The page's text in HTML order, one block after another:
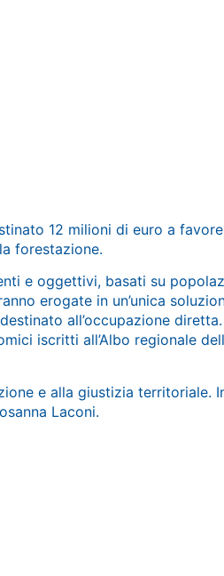
12 milioni di euro a
forestazione.
e oggettivi, basati su
erogate in un’unica
all’occupazione diretta.
iscritti all’Albo regionale
e alla giustizia
Laconi.